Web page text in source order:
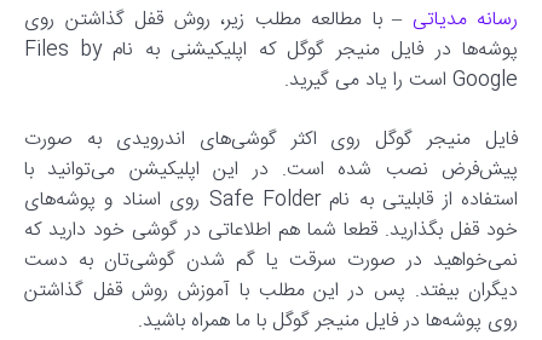
رسانه مدیاتی – با مطالعه مطلب زیر، روش قفل گذاشتن روی
پوشه‌ها در فایل منیجر گوگل که اپلیکیشنی به نام Files by
Google است را یاد می گیرید.
فایل منیجر گوگل روی اکثر گوشی‌های اندرویدی به صورت
پیش‌فرض نصب شده است. در این اپلیکیشن می‌توانید با
استفاده از قابلیتی به نام Safe Folder روی اسناد و پوشه‌های
خود قفل بگذارید. قطعا شما هم اطلاعاتی در گوشی خود دارید که
نمی‌خواهید در صورت سرقت یا گم شدن گوشی‌تان به دست
دیگران بیفتد. پس در این مطلب با آموزش روش قفل گذاشتن
روی پوشه‌ها در فایل منیجر گوگل با ما همراه باشید.